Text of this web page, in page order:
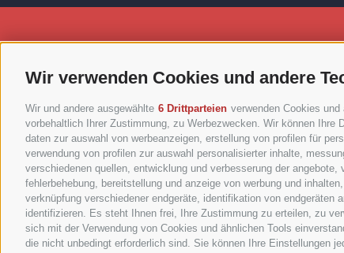
Wir verwenden Cookies und andere
Wir und andere ausgewählte 6 Drittparteien verwenden Cookies
vorbehaltlich Ihrer Zustimmung, zu Werbezwecken. Wir können Ihre
daten zur auswahl von werbeanzeigen, erstellung von profilen für
verwendung von profilen zur auswahl personalisierter inhalte,
verschiedenen quellen, entwicklung und verbesserung der
fehlerbehebung, bereitstellung und anzeige von werbung und
verknüpfung verschiedener endgeräte, identifikation von endgeräten
identifizieren. Es steht Ihnen frei, Ihre Zustimmung zu erteilen, zu
sich mit der Verwendung von Cookies und ähnlichen Tools
die nicht unbedingt erforderlich sind. Sie können Ihre Einstellungen
rocknet.bz
Brennerstraße 28
Tel.+39 0472 060200
UID: IT00730540218
IMPRESSUM•SITEMAP•COOKIE-RICHTLINIE •